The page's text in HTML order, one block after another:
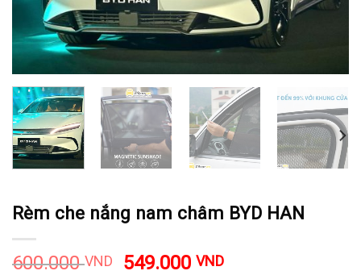
Rèm che nắng nam châm BYD HAN
600.000VND 549.000VND